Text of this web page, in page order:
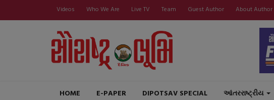
Videos Who We Are Live TV Team Guest Author About Author
HOME E-PAPER DIPOTSAV SPECIAL આંતરરાષ્ટ્રીય